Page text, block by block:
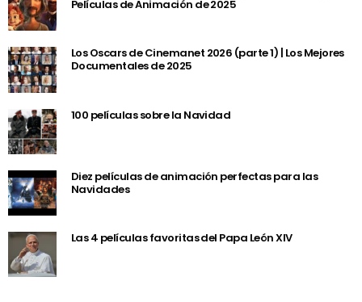
Películas de Animación de 2025
Los Oscars de Cinemanet 2026 (parte 1) | Los Mejores
Documentales de 2025
100 películas sobre la Navidad
Diez películas de animación perfectas para las
Navidades
Las 4 películas favoritas del Papa León XIV